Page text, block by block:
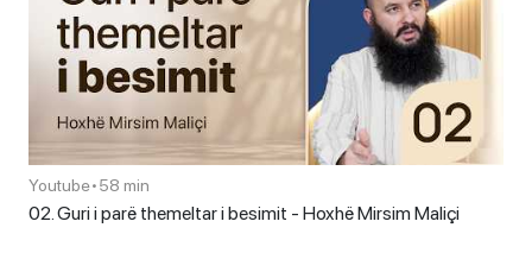
Youtube•58 min
02. Guri i parë themeltar i besimit - Hoxhë Mirsim Maliçi